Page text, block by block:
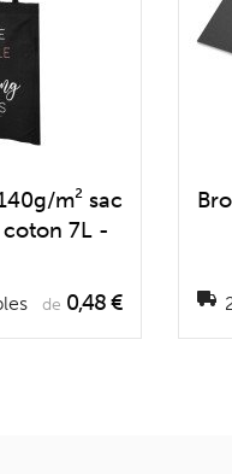
m² sac
7L -
de 0,48 €